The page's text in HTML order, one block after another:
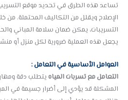
تساعد هذه الطرق في تحديد موقع
الإصلاح ويقلل من التكاليف المحتملة. من
التسريبات، يمكن ضمان سلامة المباني
يجعل هذه العملية ضرورية لكل منزل أو
العوامل الأساسية في التعامل :
التعامل مع تسربات المياهيتطلب دقة
المشكلة قد يؤدي إلى أضرار جسيمة في